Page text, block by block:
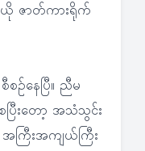
ဇာတ်ကားရိုက်
ဉ်နေပြီ။ ညီမ
ပြီးတော့ အသံသွင်း
အကြီးအကျယ်ကြီး